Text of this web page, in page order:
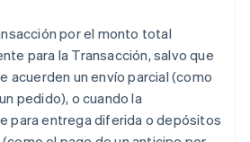
por el monto total
para la Transacción, salvo que
acuerden un envío parcial (como
pedido), o cuando la
para entrega diferida o depósitos